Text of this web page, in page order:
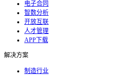
电子合同
智数分析
开放互联
人才管理
APP下载
解决方案
制造行业